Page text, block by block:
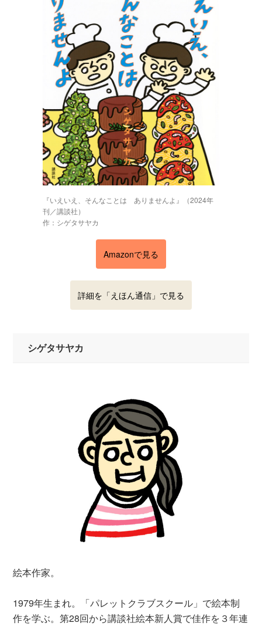
『いえいえ、そんなことは ありませんよ』（2024年
刊／講談社）
作：シゲタサヤカ
Amazonで見る
詳細を「えほん通信」で見る
シゲタサヤカ
絵本作家。
1979年生まれ。「パレットクラブスクール」で絵本制
作を学ぶ。第28回から講談社絵本新人賞で佳作を３年連